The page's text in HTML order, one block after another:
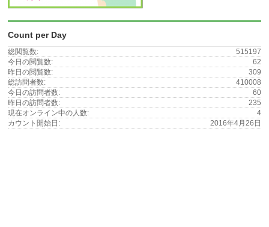
Count per Day
515197
総閲覧数:
62
今日の閲覧数:
309
昨日の閲覧数:
410008
総訪問者数:
60
今日の訪問者数:
235
昨日の訪問者数:
4
現在オンライン中の人数:
2016年4月26日
カウント開始日: